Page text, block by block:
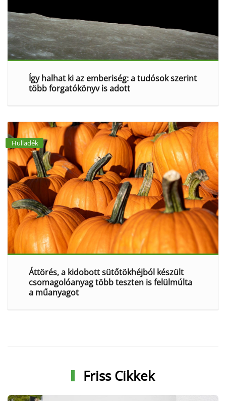
Így halhat ki az emberiség: a tudósok szerint
több forgatókönyv is adott
Hulladék
Áttörés, a kidobott sütőtökhéjból készült
csomagolóanyag több teszten is felülmúlta
a műanyagot
Friss Cikkek